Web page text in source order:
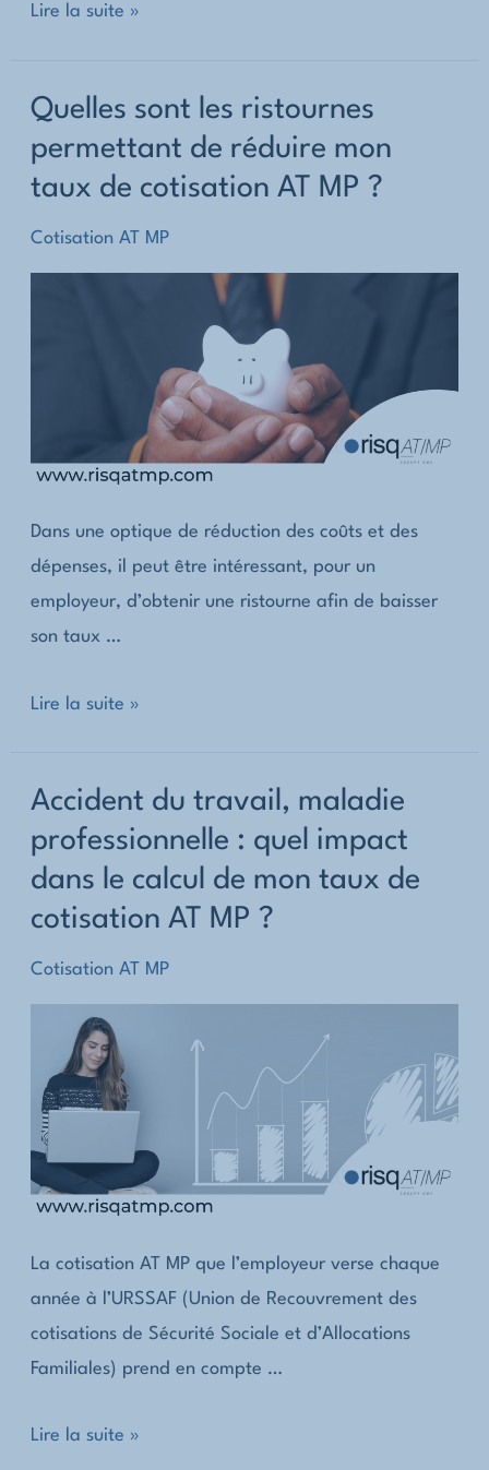
Cotisation
:
comment
obtenir
?
Lire la suite »
Quelles sont les ristournes
permettant de réduire mon
taux de cotisation AT MP ?
Cotisation AT MP
Dans une optique de réduction des coûts et des
dépenses, il peut être intéressant, pour un
employeur, d’obtenir une ristourne afin de baisser
son taux …
Quelles
ristournes
permettant
de
réduire
cotisation
AT
MP
?
Lire la suite »
Accident du travail, maladie
professionnelle : quel impact
dans le calcul de mon taux de
cotisation AT MP ?
Cotisation AT MP
La cotisation AT MP que l’employeur verse chaque
année à l’URSSAF (Union de Recouvrement des
cotisations de Sécurité Sociale et d’Allocations
Familiales) prend en compte …
Accident
Lire la suite »